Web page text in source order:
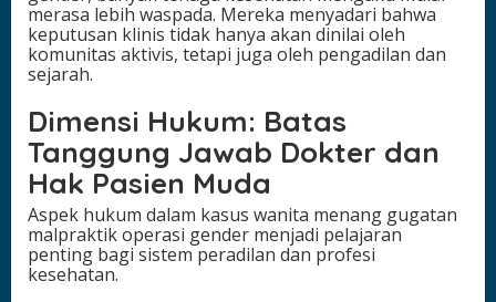
merasa lebih waspada. Mereka menyadari bahwa
keputusan klinis tidak hanya akan dinilai oleh
komunitas aktivis, tetapi juga oleh pengadilan dan
sejarah.
Dimensi Hukum: Batas
Tanggung Jawab Dokter dan
Hak Pasien Muda
Aspek hukum dalam kasus wanita menang gugatan
malpraktik operasi gender menjadi pelajaran
penting bagi sistem peradilan dan profesi
kesehatan.